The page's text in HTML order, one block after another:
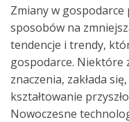
Zmiany w gospodarce
sposobów na
tendencje i trendy,
gospodarce. Niektóre
znaczenia, zakłada
kształtowanie
Nowoczesne